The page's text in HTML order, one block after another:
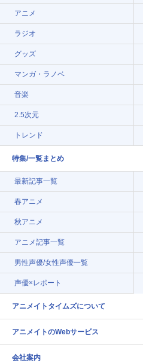
アニメ
ラジオ
グッズ
マンガ・ラノベ
音楽
2.5次元
トレンド
特集/一覧まとめ
最新記事一覧
春アニメ
秋アニメ
アニメ記事一覧
男性声優/女性声優一覧
声優×レポート
アニメイトタイムズについて
アニメイトのWebサービス
会社案内